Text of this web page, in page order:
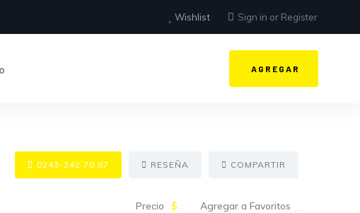
Wishlist Sign in or Register
AGREGAR
0243-242.70.87 RESEÑA COMPARTIR
Precio $ Agregar a Favoritos